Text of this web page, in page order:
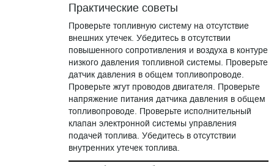
Практические советы
Проверьте топливную систему на отсутствие
внешних утечек. Убедитесь в отсутствии
повышенного сопротивления и воздуха в контуре
низкого давления топливной системы. Проверьте
датчик давления в общем топливопроводе.
Проверьте жгут проводов двигателя. Проверьте
напряжение питания датчика давления в общем
топливопроводе. Проверьте исполнительный
клапан электронной системы управления
подачей топлива. Убедитесь в отсутствии
внутренних утечек топлива.